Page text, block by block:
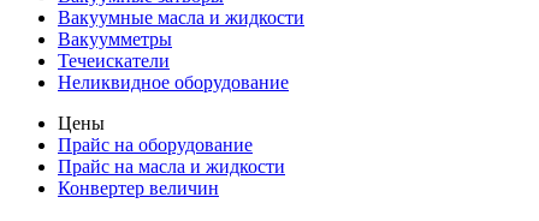
Вакуумные масла и жидкости
Вакуумметры
Течеискатели
Неликвидное оборудование
Цены
Прайс на оборудование
Прайс на масла и жидкости
Конвертер величин